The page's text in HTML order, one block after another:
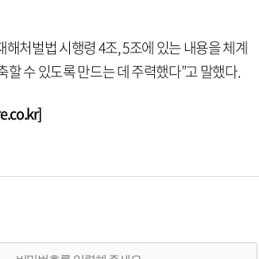
처벌법 시행령 4조, 5조에 있는 내용을 체계
수 있도록 만드는 데 주력했다”고 말했다.